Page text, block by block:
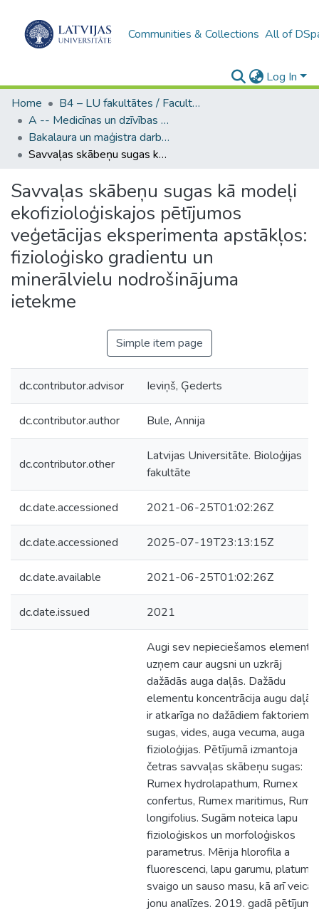
Communities & Collections All of
Log In
Home
B4 – LU fakultātes / Faculties of the UL
A -- Medicīnas un dzīvības zinātņu fakultāte / Faculty of Medicine and Life Sciences
Bakalaura un maģistra darbi (MDZF) / Bachelor's and Master's theses
Savvaļas skābeņu sugas kā modeļi ekofizioloģiskajos pētījumos veģetācijas eksperimenta apstākļos: fizioloģisko gradientu un minerālvielu nodrošinājuma ietekme
Savvaļas skābeņu sugas kā modeļi
ekofizioloģiskajos pētījumos
veģetācijas eksperimenta apstākļos:
fizioloģisko gradientu un
minerālvielu nodrošinājuma
ietekme
Simple item page
dc.contributor.advisor Ieviņš, Ģederts
dc.contributor.author Bule, Annija
dc.contributor.other
Latvijas Universitāte. Bioloģijas
fakultāte
dc.date.accessioned 2021-06-25T01:02:26Z
dc.date.accessioned 2025-07-19T23:13:15Z
dc.date.available 2021-06-25T01:02:26Z
dc.date.issued 2021
Augi sev nepieciešamos
uzņem caur augsni un uzkrāj
dažādās auga daļās. Dažādu
elementu koncentrācija augu daļās
ir atkarīga no dažādiem faktoriem –
sugas, vides, auga vecuma, auga
fizioloģijas. Pētījumā izmantoja
četras savvaļas skābeņu sugas:
Rumex hydrolapathum, Rumex
confertus, Rumex maritimus,
longifolius. Sugām noteica lapu
fizioloģiskos un morfoloģiskos
parametrus. Mērija hlorofila a
fluorescenci, lapu garumu, platumu,
svaigo un sauso masu, kā arī veica
jonu analīzes. 2019. gadā pētījumu